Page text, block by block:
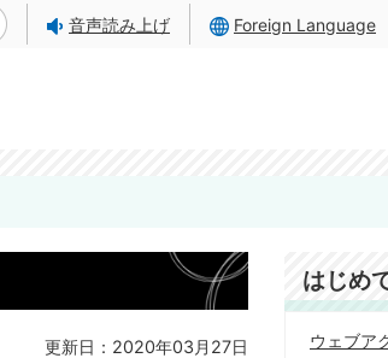
音声読み上げ Foreign Language
更新日：2020年03月27日
はじめ
ウェブア